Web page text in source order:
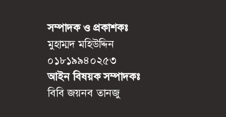
সম্পাদক ও প্রকাশকঃ
মুহাম্মদ মহিউদ্দিন
০১৮১৯৯৪০২৫৩
আইন বিষয়ক সম্পাদকঃ
বিবি জয়নব তানজু